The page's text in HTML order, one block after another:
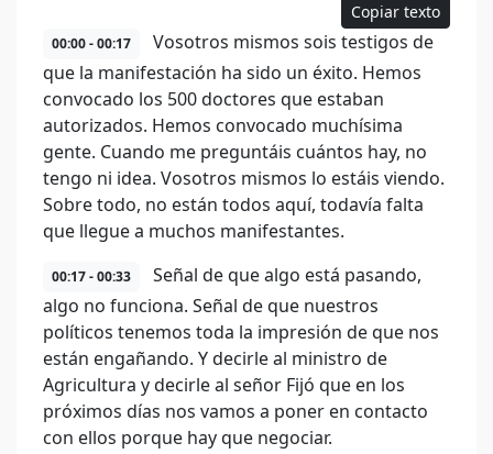
Copiar texto
00:00 - 00:17
Vosotros mismos sois testigos de
que la manifestación ha sido un éxito. Hemos
convocado los 500 doctores que estaban
autorizados. Hemos convocado muchísima
gente. Cuando me preguntáis cuántos hay, no
tengo ni idea. Vosotros mismos lo estáis viendo.
Sobre todo, no están todos aquí, todavía falta
que llegue a muchos manifestantes.
00:17 - 00:33
Señal de que algo está pasando,
algo no funciona. Señal de que nuestros
políticos tenemos toda la impresión de que nos
están engañando. Y decirle al ministro de
Agricultura y decirle al señor Fijó que en los
próximos días nos vamos a poner en contacto
con ellos porque hay que negociar.